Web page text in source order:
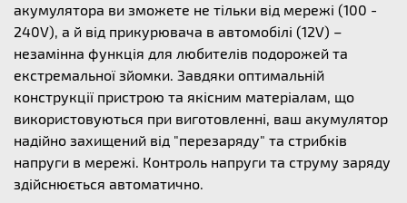
акумулятора ви зможете не тільки від мережі (100 -
240V), а й від прикурювача в автомобілі (12V) –
незамінна функція для любителів подорожей та
екстремальної зйомки. Завдяки оптимальній
конструкції пристрою та якісним матеріалам, що
використовуються при виготовленні, ваш акумулятор
надійно захищений від "перезаряду" та стрибків
напруги в мережі. Контроль напруги та струму заряду
здійснюється автоматично.